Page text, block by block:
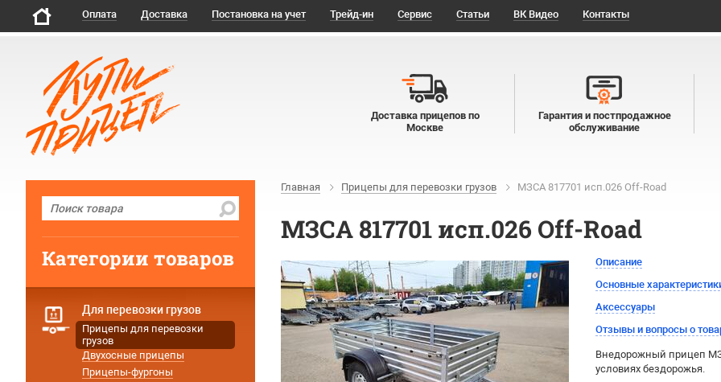
Оплата Доставка Постановка на учет Трейд-ин Сервис Статьи ВК Видео Контакты
Доставка прицепов по
Москве
Гарантия и постпродажное
обслуживание
Главная Прицепы для перевозки грузов МЗСА 817701 исп.026 Off-Road
МЗСА 817701 исп.026 Off-Road
Описание
Основные
Аксессуары
Отзывы и вопросы о
Внедорожный прицеп
условиях бездорожья.
Категории товаров
Для перевозки грузов
Прицепы для перевозки
грузов
Двухосные прицепы
Прицепы-фургоны